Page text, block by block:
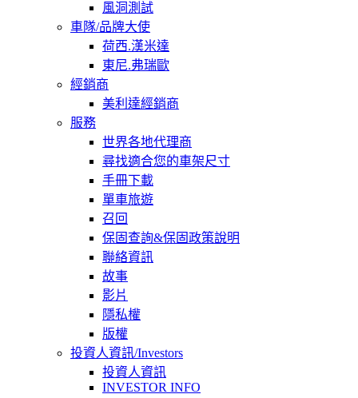
風洞測試
車隊/品牌大使
荷西.漢米達
東尼.弗瑞歐
經銷商
美利達經銷商
服務
世界各地代理商
尋找適合您的車架尺寸
手冊下載
單車旅遊
召回
保固查詢&保固政策說明
聯絡資訊
故事
影片
隱私權
版權
投資人資訊/Investors
投資人資訊
INVESTOR INFO